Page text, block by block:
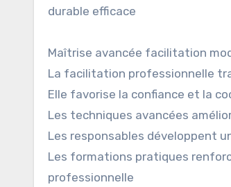
durable efficace
Maîtrise avancée facilitation
La facilitation professionnelle
Elle favorise la confiance et la
Les techniques avancées
Les responsables développent
Les formations pratiques
professionnelle